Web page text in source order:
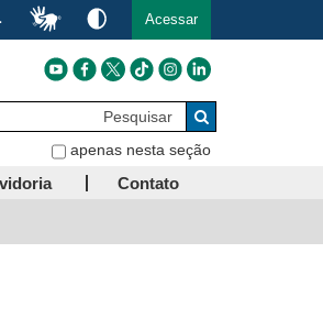
Acessar
Pesquisar
Buscar
apenas nesta seção
Contato